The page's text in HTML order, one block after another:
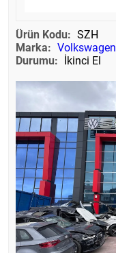
Ürün Kodu: SZH
Marka: Volkswagen
Durumu: İkinci El